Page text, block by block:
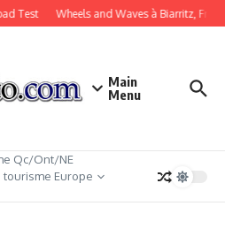
Test Wheels and Waves à Biarritz,
Main
Menu
Qc/Ont/NE
tourisme Europe